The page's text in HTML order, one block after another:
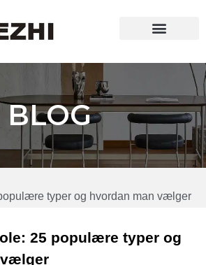
BLOG
typer og hvordan man vælger
25 populære typer og
vælger